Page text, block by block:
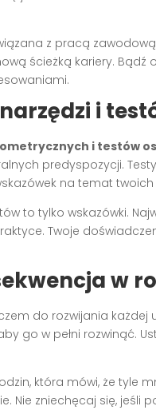
z pracą
ścieżką kariery. Bądź
i
i testów
predyspozycji.
na temat twoich
to tylko wskazówki.
Twoje
w
do rozwijania
go w pełni rozwinąć.
która mówi, że tyle
Nie zniechęcaj się, jeśli